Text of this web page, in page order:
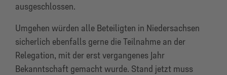
ausgeschlossen.
Umgehen würden alle Beteiligten in Niedersachsen
sicherlich ebenfalls gerne die Teilnahme an der
Relegation, mit der erst vergangenes Jahr
Bekanntschaft gemacht wurde. Stand jetzt muss